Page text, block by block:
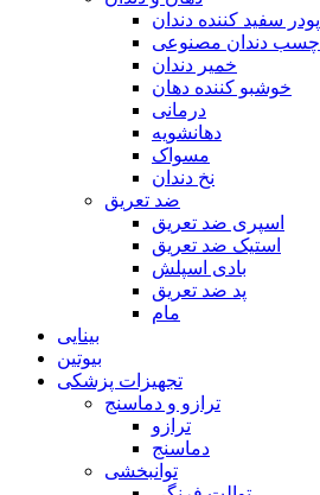
پودر سفید کننده دندان
چسب دندان مصنوعی
خمیر دندان
خوشبو کننده دهان
درمانی
دهانشویه
مسواک
نخ دندان
ضد تعریق
اسپری ضد تعریق
استیک ضد تعریق
بادی اسپلش
پد ضد تعریق
مام
بینایی
بیوتین
تجهیزات پزشکی
ترازو و دماسنج
ترازو
دماسنج
توانبخشی